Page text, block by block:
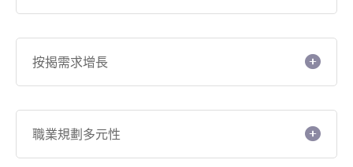
按揭需求增長
職業規劃多元性